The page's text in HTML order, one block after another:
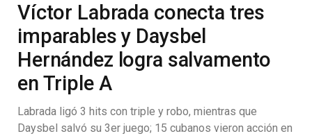
Víctor Labrada conecta tres
imparables y Daysbel
Hernández logra salvamento
en Triple A
Labrada ligó 3 hits con triple y robo, mientras que
Daysbel salvó su 3er juego; 15 cubanos vieron acción en